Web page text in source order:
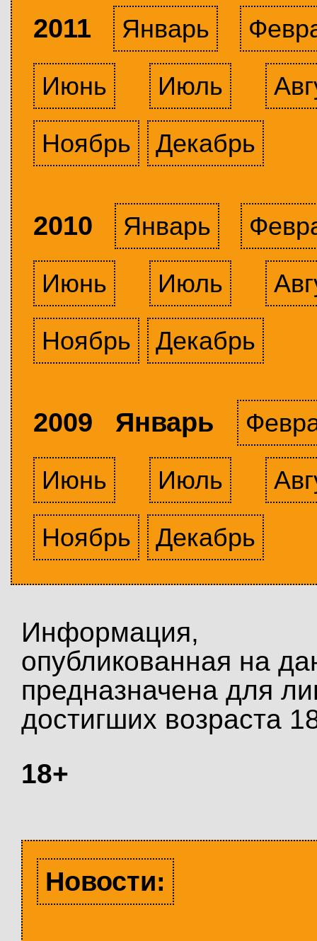
2011 Январь
Июнь
Июль
Ноябрь
Декабрь
2010 Январь
Июнь
Июль
Ноябрь
Декабрь
2009 Январь
Июнь
Июль
Ноябрь
Декабрь
Информация,
опубликованная на
предназначена для
достигших возраста
18+
Новости: